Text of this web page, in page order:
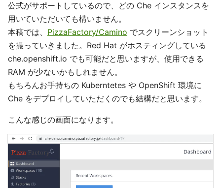
公式がサポートしているので、どの Che インスタンスを
用いていただいても構いません。
本稿では、 PizzaFactory/Camino でスクリーンショット
を撮っていきました。Red Hat がホスティングしている
che.openshift.io でも可能だと思いますが、使用できる
RAM が少ないかもしれません。
もちろんお手持ちの Kuberntetes や OpenShift 環境に
Che をデプロイしていただくのでも結構だと思います。
こんな感じの画面になります。